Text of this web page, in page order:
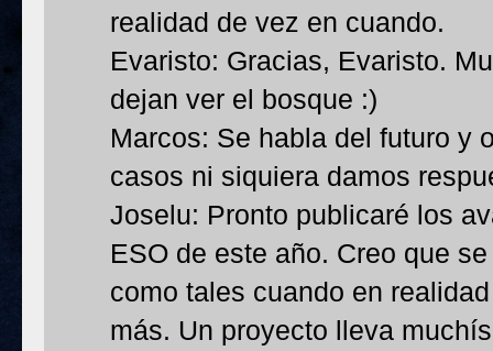
realidad de vez en cuando.
Evaristo: Gracias, Evaristo.
dejan ver el bosque :)
Marcos: Se habla del futuro y
casos ni siquiera damos
Joselu: Pronto publicaré los
ESO de este año. Creo que
como tales cuando en
más. Un proyecto lleva